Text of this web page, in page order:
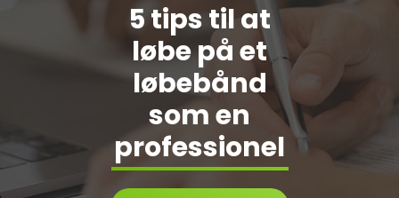
5 tips til at
løbe på et
løbebånd
som en
professionel